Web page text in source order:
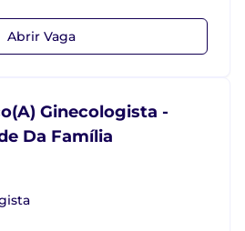
Abrir Vaga
Ginecologista -
Da Família